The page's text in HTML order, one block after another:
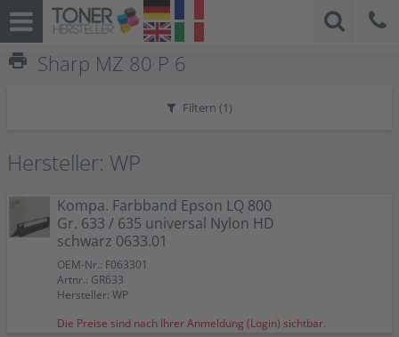
print Sharp MZ 80 P 6
Filtern (1)
Hersteller: WP
Kompa. Farbband Epson LQ 800
Gr. 633 / 635 universal Nylon HD
schwarz 0633.01
OEM-Nr.: F063301
Artnr.: GR633
Hersteller: WP
Die Preise sind nach Ihrer Anmeldung (Login) sichtbar.